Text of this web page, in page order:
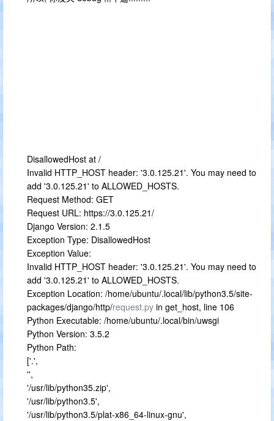
DisallowedHost at /
Invalid HTTP_HOST header: '3.0.125.21'. You may need to
add '3.0.125.21' to ALLOWED_HOSTS.
Request Method: GET
Request URL: https://3.0.125.21/
Django Version: 2.1.5
Exception Type: DisallowedHost
Exception Value:
Invalid HTTP_HOST header: '3.0.125.21'. You may need to
add '3.0.125.21' to ALLOWED_HOSTS.
Exception Location: /home/ubuntu/.local/lib/python3.5/site-
packages/django/http/request.py in get_host, line 106
Python Executable: /home/ubuntu/.local/bin/uwsgi
Python Version: 3.5.2
Python Path:
['.',
'',
'/usr/lib/python35.zip',
'/usr/lib/python3.5',
'/usr/lib/python3.5/plat-x86_64-linux-gnu',